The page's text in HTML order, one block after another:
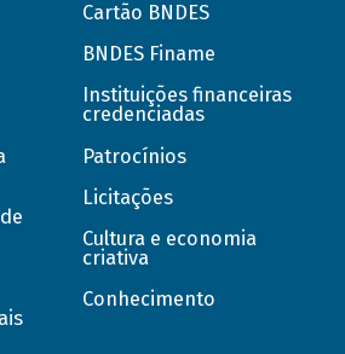
Cartão BNDES
BNDES Finame
Instituições financeiras
credenciadas
Patrocínios
Licitações
Cultura e economia
criativa
Conhecimento